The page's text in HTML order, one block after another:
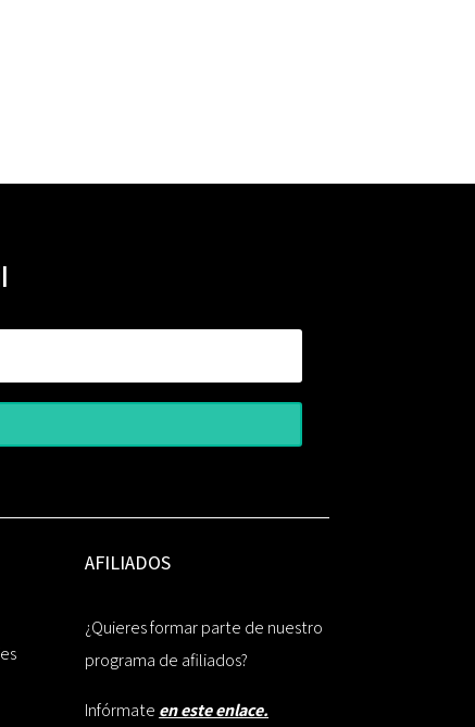
AFILIADOS
¿Quieres formar parte de nuestro
programa de afiliados?
Infórmate en este enlace.